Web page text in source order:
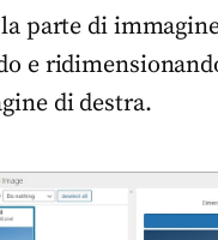
parte di
e
di destra.